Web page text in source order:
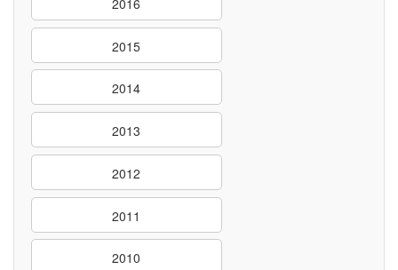
2016
2015
2014
2013
2012
2011
2010